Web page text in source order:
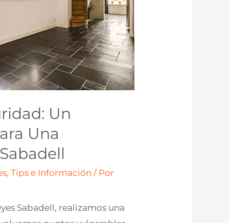
Un
Una
Tips e Información / Por
Sabadell, realizamos una